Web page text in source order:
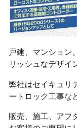
戸建、マンション
リッシュなデザイ
弊社はセイキュリ
ートロック工事な
販売、施工、アフ